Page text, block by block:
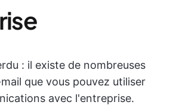
: il existe de nombreuses
que vous pouvez utiliser
avec l'entreprise.